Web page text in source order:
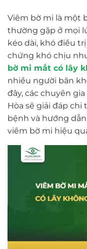
Viêm bờ mi là một
thường gặp ở mọi
kéo dài, khó điều
chứng khó chịu
bờ mi mắt có lây
nhiều người băn
đây, các chuyên
Hòa sẽ giải đáp
bệnh và hướng
viêm bờ mi hiệu